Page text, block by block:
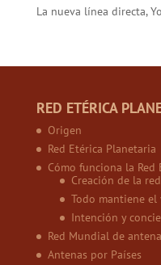
La nueva línea directa,
RED ETÉRICA
Origen
Red Etérica Planetaria
Cómo funciona la Red
Creación de la
Todo mantiene
Intención y
Red Mundial de
Antenas por Países